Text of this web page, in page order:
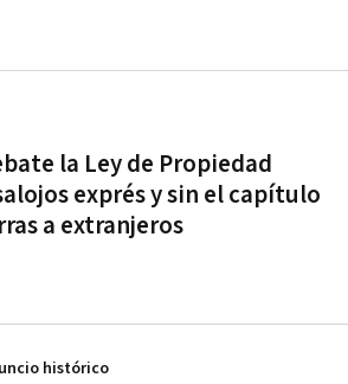
la Ley de Propiedad
exprés y sin el capítulo
a extranjeros
histórico